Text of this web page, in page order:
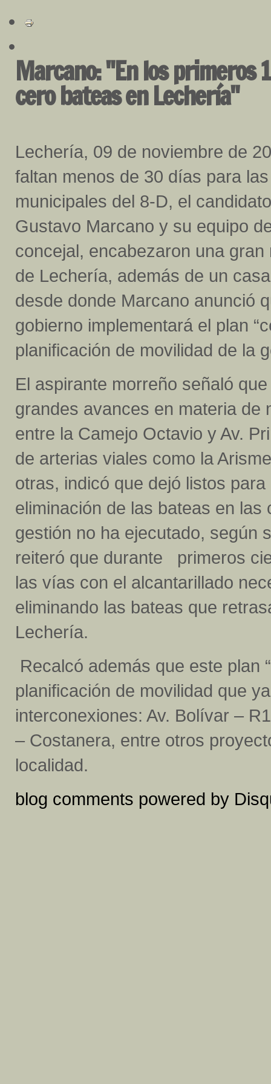
Marcano: "En los primeros
cero bateas en Lechería"
Lechería, 09 de noviembre de
faltan menos de 30 días para
municipales del 8-D, el
Gustavo Marcano y su equipo
concejal, encabezaron una
de Lechería, además de un
desde donde Marcano anunció
gobierno implementará el plan
planificación de movilidad de la
El aspirante morreño señaló
grandes avances en materia de
entre la Camejo Octavio y Av.
de arterias viales como la
otras, indicó que dejó listos
eliminación de las bateas en
gestión no ha ejecutado, según
reiteró que durante primeros
las vías con el alcantarillado
eliminando las bateas que
Lechería.
Recalcó además que este plan
planificación de movilidad que
interconexiones: Av. Bolívar –
– Costanera, entre otros
localidad.
blog comments powered by